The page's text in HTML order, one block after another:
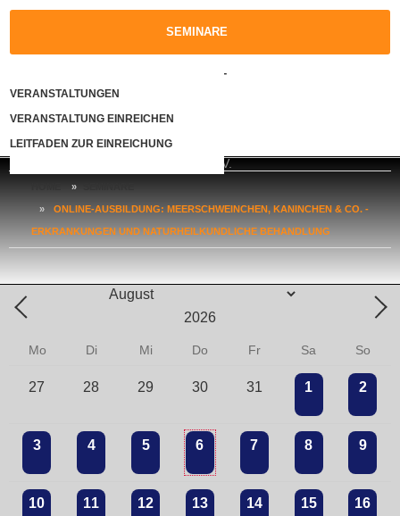
SEMINARE
VERANSTALTUNGEN
VERANSTALTUNG EINREICHEN
LEITFADEN ZUR EINREICHUNG
KONTAKT
»
» ONLINE-AUSBILDUNG: MEERSCHWEINCHEN, KANINCHEN & CO. -
ERKRANKUNGEN UND NATURHEILKUNDLICHE BEHANDLUNG
Mo Di Mi Do Fr Sa So
27 28 29 30 31 1 2
3 4 5 6 7 8 9
10 11 12 13 14 15 16